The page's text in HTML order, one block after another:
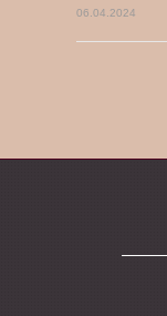
06.04.2024